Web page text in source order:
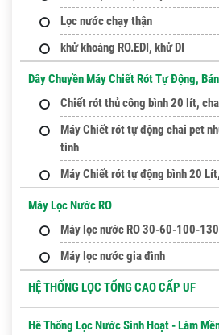
Lọc nước chạy thận
khử khoáng RO.EDI, khử DI
Dây Chuyền Máy Chiết Rót Tự Động,
Chiết rót thủ công bình 20 lít,
Máy Chiết rót tự động chai pet
tinh
Máy Chiết rót tự động bình 20
Máy Lọc Nước RO
Máy lọc nước RO 30-60-100-
Máy lọc nước gia đình
HỆ THỐNG LỌC TỔNG CAO CẤP UF
Hê Thống Lọc Nước Sinh Hoạt - Làm